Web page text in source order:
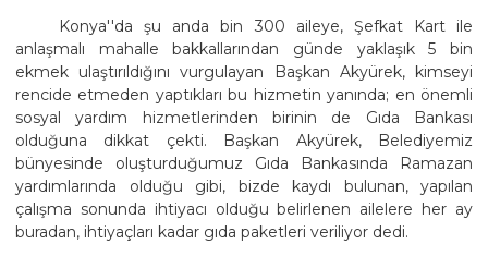
Konya''da şu anda bin 300 aileye, Şefkat Kart ile
anlaşmalı mahalle bakkallarından günde yaklaşık 5 bin
ekmek ulaştırıldığını vurgulayan Başkan Akyürek, kimseyi
rencide etmeden yaptıkları bu hizmetin yanında; en önemli
sosyal yardım hizmetlerinden birinin de Gıda Bankası
olduğuna dikkat çekti. Başkan Akyürek, Belediyemiz
bünyesinde oluşturduğumuz Gıda Bankasında Ramazan
yardımlarında olduğu gibi, bizde kaydı bulunan, yapılan
çalışma sonunda ihtiyacı olduğu belirlenen ailelere her ay
buradan, ihtiyaçları kadar gıda paketleri veriliyor dedi.